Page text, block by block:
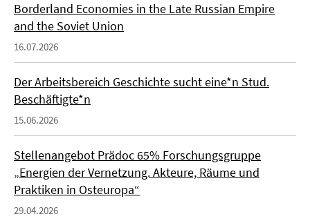
Borderland Economies in the Late Russian Empire
and the Soviet Union
16.07.2026
Der Arbeitsbereich Geschichte sucht eine*n Stud.
Beschäftigte*n
15.06.2026
Stellenangebot Prädoc 65% Forschungsgruppe
„Energien der Vernetzung. Akteure, Räume und
Praktiken in Osteuropa“
29.04.2026